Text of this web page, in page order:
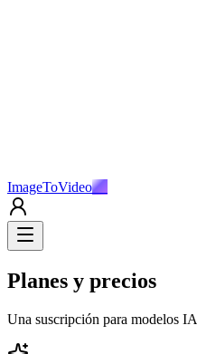
ImageToVideoAI
Planes y precios
Una suscripción para modelos